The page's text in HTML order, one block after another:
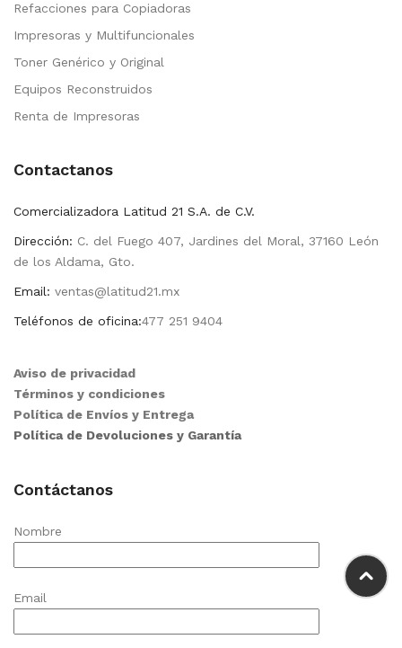
Refacciones para Copiadoras
Impresoras y Multifuncionales
Toner Genérico y Original
Equipos Reconstruidos
Renta de Impresoras
Contactanos
Comercializadora Latitud 21 S.A. de C.V.
Dirección: C. del Fuego 407, Jardines del Moral, 37160 León
de los Aldama, Gto.
Email: ventas@latitud21.mx
Teléfonos de oficina:477 251 9404
Aviso de privacidad
Términos y condiciones
Política de Envíos y Entrega
Política de Devoluciones y Garantía
Contáctanos
Nombre
Email